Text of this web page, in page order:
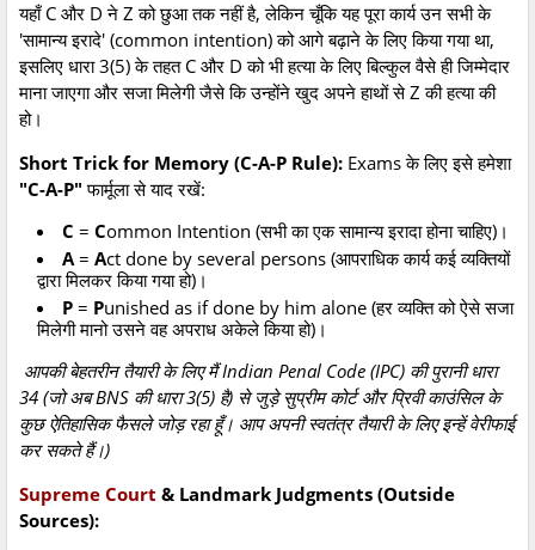
यहाँ C और D ने Z को छुआ तक नहीं है, लेकिन चूँकि यह पूरा कार्य उन सभी के
'सामान्य इरादे' (common intention) को आगे बढ़ाने के लिए किया गया था,
इसलिए धारा 3(5) के तहत C और D को भी हत्या के लिए बिल्कुल वैसे ही जिम्मेदार
माना जाएगा और सजा मिलेगी जैसे कि उन्होंने खुद अपने हाथों से Z की हत्या की
हो।
Short Trick for Memory (C-A-P Rule): Exams के लिए इसे हमेशा
"C-A-P" फार्मूला से याद रखें:
C = Common Intention (सभी का एक सामान्य इरादा होना चाहिए)।
A= Act done by several persons (आपराधिक कार्य कई व्यक्तियों
द्वारा मिलकर किया गया हो)।
P = Punished as if done by him alone (हर व्यक्ति को ऐसे सजा
मिलेगी मानो उसने वह अपराध अकेले किया हो)।
आपकी बेहतरीन तैयारी के लिए मैं Indian Penal Code (IPC) की पुरानी धारा
34 (जो अब BNS की धारा 3(5) है) से जुड़े सुप्रीम कोर्ट और प्रिवी काउंसिल के
कुछ ऐतिहासिक फैसले जोड़ रहा हूँ। आप अपनी स्वतंत्र तैयारी के लिए इन्हें वेरीफाई
कर सकते हैं।)
Supreme Court & Landmark Judgments (Outside
Sources):